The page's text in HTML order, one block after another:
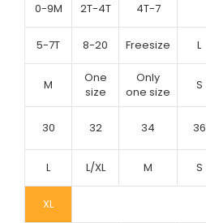
0-9M 2T-4T 4T-7
5-7T 8-20 Freesize L
M
One
size
Only
one size
S
30 32 34 36
L L/XL M S
XL